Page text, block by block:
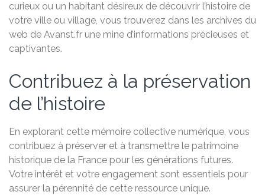
curieux ou un habitant désireux de découvrir l’histoire de
votre ville ou village, vous trouverez dans les archives du
web de Avanst.fr une mine d’informations précieuses et
captivantes.
Contribuez à la préservation
de l’histoire
En explorant cette mémoire collective numérique, vous
contribuez à préserver et à transmettre le patrimoine
historique de la France pour les générations futures.
Votre intérêt et votre engagement sont essentiels pour
assurer la pérennité de cette ressource unique.